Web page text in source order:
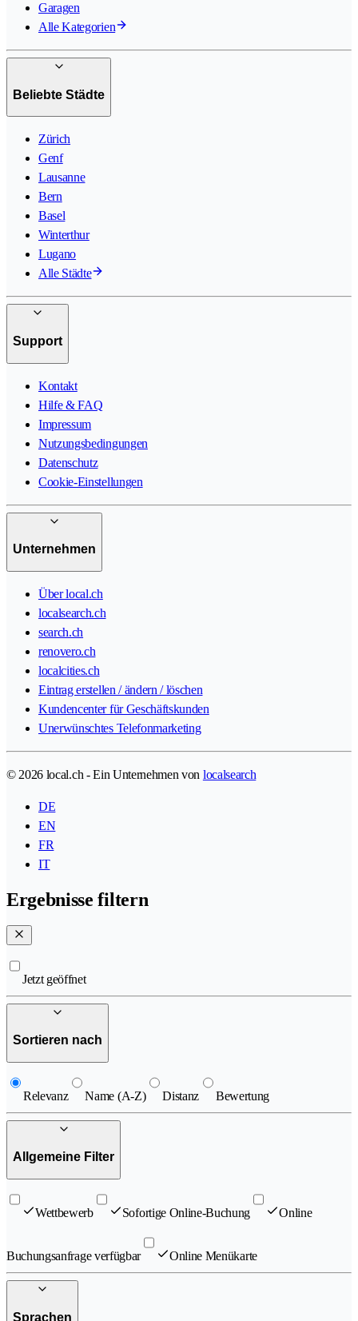
Garagen
Alle Kategorien
Beliebte Städte
Zürich
Genf
Lausanne
Bern
Basel
Winterthur
Lugano
Alle Städte
Support
Kontakt
Hilfe & FAQ
Impressum
Nutzungsbedingungen
Datenschutz
Cookie-Einstellungen
Unternehmen
Über local.ch
localsearch.ch
search.ch
renovero.ch
localcities.ch
Eintrag erstellen / ändern / löschen
Kundencenter für Geschäftskunden
Unerwünschtes Telefonmarketing
© 2026 local.ch - Ein Unternehmen von localsearch
DE
EN
FR
IT
Ergebnisse filtern
Jetzt geöffnet
Sortieren nach
Relevanz Name (A-Z) Distanz Bewertung
Allgemeine Filter
Wettbewerb Sofortige Online-Buchung Online
Buchungsanfrage verfügbar Online Menükarte
Sprachen